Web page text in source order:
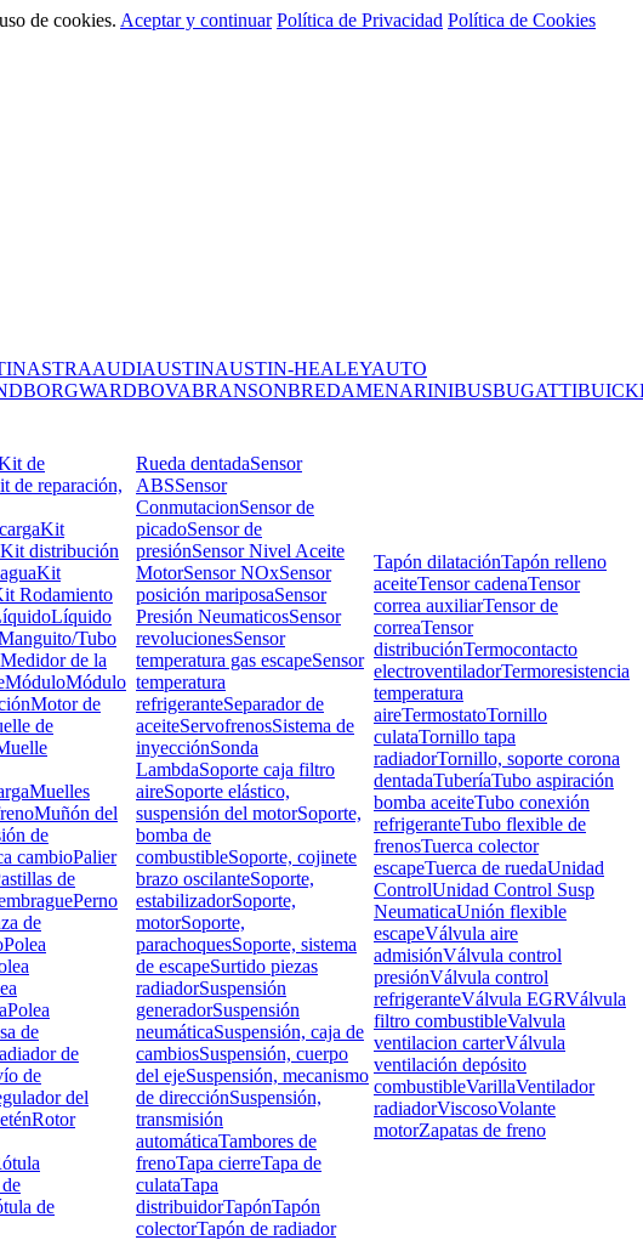
de cookies. Aceptar y continuar Política de Privacidad Política de Cookies
ASTRAAUDIAUSTINAUSTIN-HEALEYAUTO
BORGWARDBOVABRANSONBREDAMENARINIBUSBUGATTIBUICK
de
de reparación,
Kit
Kit distribución
Kit
Rodamiento
Líquido
Tubo
Medidor de la
MóduloMódulo
Motor de
de
Muelles
Muñón del
de
cambioPalier
de
Perno
de
Polea
Polea
de
de
de
del
Rotor
de
Rueda dentadaSensor
ABSSensor
ConmutacionSensor de
picadoSensor de
presiónSensor Nivel Aceite
MotorSensor NOxSensor
posición mariposaSensor
Presión NeumaticosSensor
revolucionesSensor
temperatura gas escapeSensor
temperatura
refrigeranteSeparador de
aceiteServofrenosSistema de
inyecciónSonda
LambdaSoporte caja filtro
aireSoporte elástico,
suspensión del motorSoporte,
bomba de
combustibleSoporte, cojinete
brazo oscilanteSoporte,
estabilizadorSoporte,
motorSoporte,
parachoquesSoporte, sistema
de escapeSurtido piezas
radiadorSuspensión
generadorSuspensión
neumáticaSuspensión, caja de
cambiosSuspensión, cuerpo
del ejeSuspensión, mecanismo
de direcciónSuspensión,
transmisión
automáticaTambores de
frenoTapa cierreTapa de
culataTapa
distribuidorTapónTapón
colectorTapón de radiador
Tapón dilataciónTapón relleno
aceiteTensor cadenaTensor
correa auxiliarTensor de
correaTensor
distribuciónTermocontacto
electroventiladorTermoresistencia
temperatura
aireTermostatoTornillo
culataTornillo tapa
radiadorTornillo, soporte corona
dentadaTuberíaTubo aspiración
bomba aceiteTubo conexión
refrigeranteTubo flexible de
frenosTuerca colector
escapeTuerca de ruedaUnidad
ControlUnidad Control Susp
NeumaticaUnión flexible
escapeVálvula aire
admisiónVálvula control
presiónVálvula control
refrigeranteVálvula EGRVálvula
filtro combustibleValvula
ventilacion carterVálvula
ventilación depósito
combustibleVarillaVentilador
radiadorViscosoVolante
motorZapatas de freno